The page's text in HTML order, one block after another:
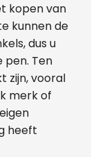
kopen van
kunnen de
dus u
pen. Ten
zijn, vooral
merk of
heeft